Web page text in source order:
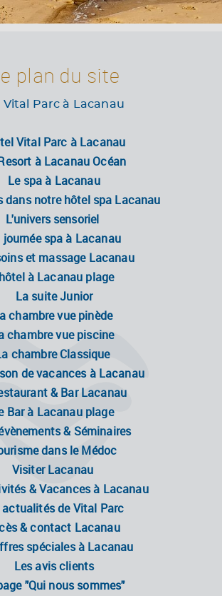
plan du site
Vital Parc à Lacanau
Vital Parc à Lacanau
à Lacanau Océan
Le spa à Lacanau
dans notre hôtel spa Lacanau
L'univers sensoriel
journée spa à Lacanau
et massage Lacanau
à Lacanau plage
La suite Junior
chambre vue pinède
chambre vue piscine
chambre Classique
de vacances à Lacanau
& Bar Lacanau
Bar à Lacanau plage
& Séminaires
dans le Médoc
Visiter Lacanau
& Vacances à Lacanau
actualités de Vital Parc
& contact Lacanau
spéciales à Lacanau
Les avis clients
"Qui nous sommes"
ouverts !
est heureuse de vous accueillir.
ainsi que l'ensemble de nos prestations
opérationnels.
excellent séjour et restons à votre
Découvrez notre offre